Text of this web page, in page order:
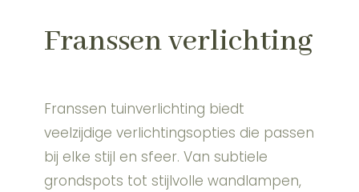
Franssen verlichting
Franssen tuinverlichting biedt
veelzijdige verlichtingsopties die passen
bij elke stijl en sfeer. Van subtiele
grondspots tot stijlvolle wandlampen,